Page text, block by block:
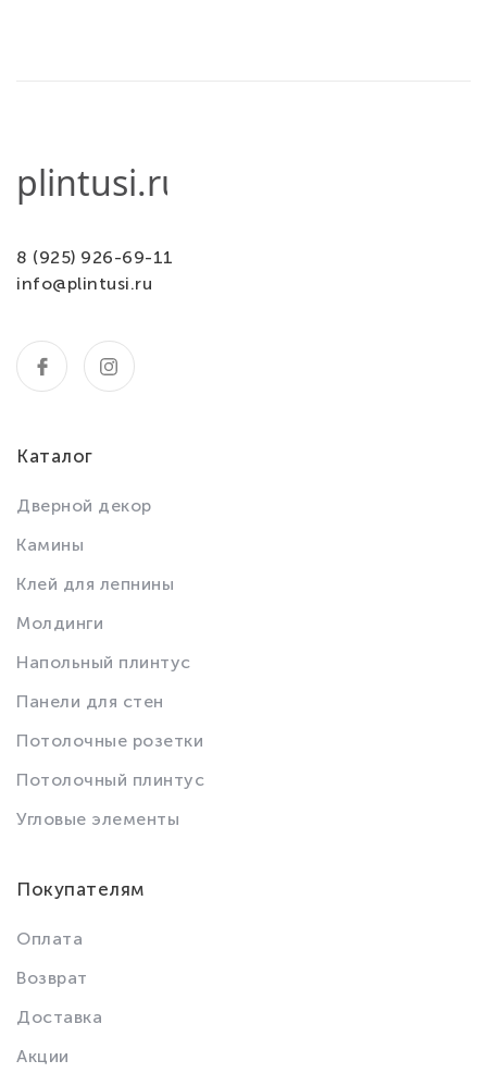
8 (925) 926-69-11
info@plintusi.ru
Каталог
Дверной декор
Камины
Клей для лепнины
Молдинги
Напольный плинтус
Панели для стен
Потолочные розетки
Потолочный плинтус
Угловые элементы
Покупателям
Оплата
Возврат
Доставка
Акции